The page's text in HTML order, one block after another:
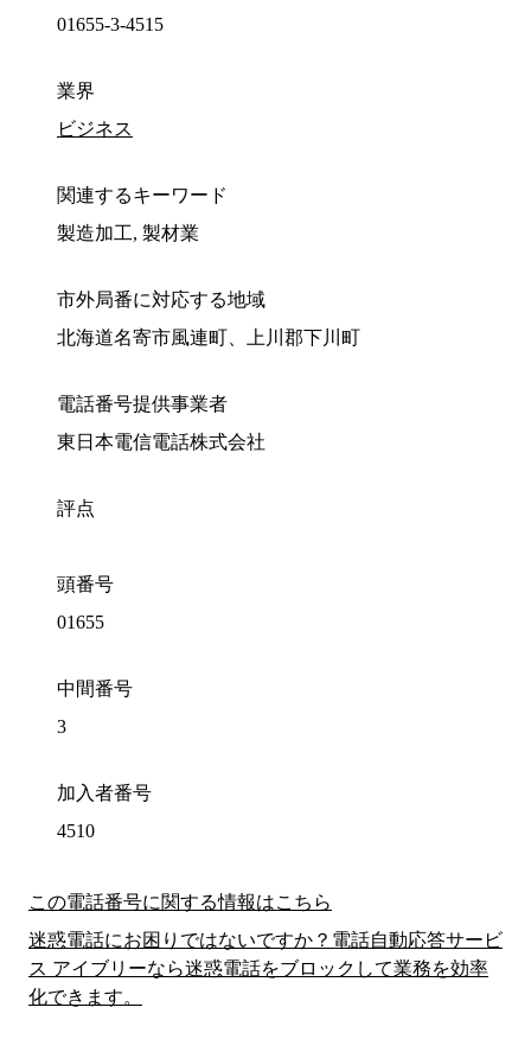
01655-3-4515
業界
ビジネス
関連するキーワード
製造加工, 製材業
市外局番に対応する地域
北海道名寄市風連町、上川郡下川町
電話番号提供事業者
東日本電信電話株式会社
評点
頭番号
01655
中間番号
3
加入者番号
4510
この電話番号に関する情報はこちら
迷惑電話にお困りではないですか？電話自動応答サービ
ス アイブリーなら迷惑電話をブロックして業務を効率
化できます。